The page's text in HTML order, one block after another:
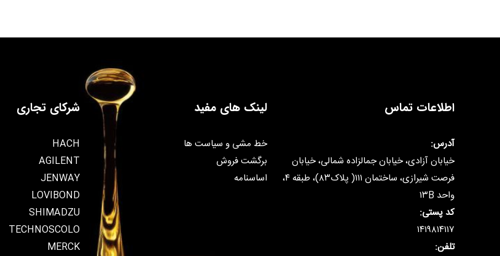
اطلاعات تماس
آدرس:
خیابان آزادی، خیابان جمالزاده شمالی، خیابان
فرصت شیرازی، ساختمان ۱۱۱( پلاک۸۳)، طبقه ۴،
واحد ۱۳B
کد پستی:
۱۴۱۹۸۱۴۱۱۷
تلفن:
لینک های مفید
خط مشی و سیاست ها
برگشت فروش
اساسنامه
شرکای تجاری
HACH
AGILENT
JENWAY
LOVIBOND
SHIMADZU
TECHNOSCOLO
MERCK